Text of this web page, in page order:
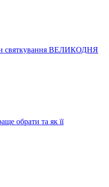
ВЕЛИКОДНЯ
обрати та як її